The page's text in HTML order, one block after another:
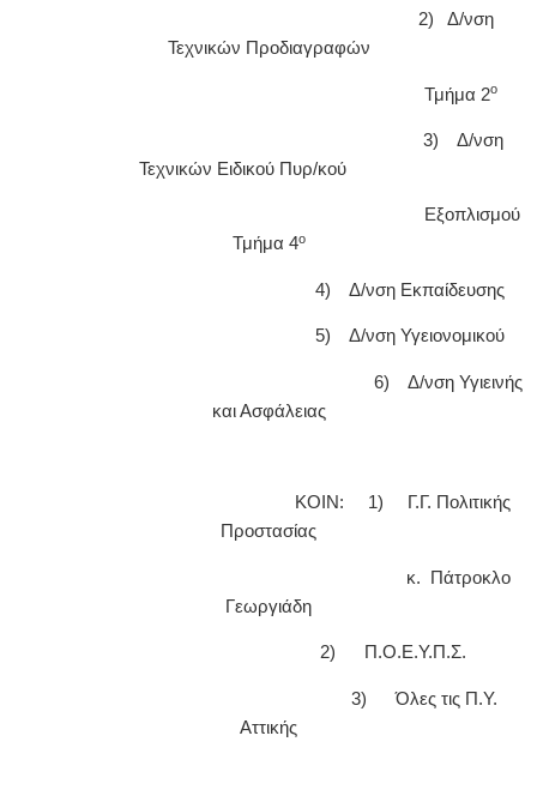
2) Δ/νση
Τεχνικών Προδιαγραφών
Τμήμα 2ο
3) Δ/νση
Τεχνικών Ειδικού Πυρ/κού
Εξοπλισμού
Τμήμα 4ο
4) Δ/νση Εκπαίδευσης
5) Δ/νση Υγειονομικού
6) Δ/νση Υγιεινής
και Ασφάλειας
ΚΟΙΝ: 1) Γ.Γ. Πολιτικής
Προστασίας
κ. Πάτροκλο
Γεωργιάδη
2) Π.Ο.Ε.Υ.Π.Σ.
3) Όλες τις Π.Υ.
Αττικής